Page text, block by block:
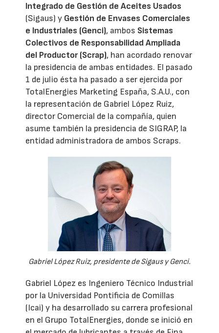
Integrado de Gestión de Aceites Usados
(Sigaus) y Gestión de Envases Comerciales
e Industriales (Genci), ambos Sistemas
Colectivos de Responsabilidad Ampliada
del Productor (Scrap), han acordado renovar
la presidencia de ambas entidades. El pasado
1 de julio ésta ha pasado a ser ejercida por
TotalEnergies Marketing España, S.A.U., con
la representación de Gabriel López Ruiz,
director Comercial de la compañía, quien
asume también la presidencia de SIGRAP, la
entidad administradora de ambos Scraps.
Gabriel López Ruiz, presidente de Sigaus y Genci.
Gabriel López es Ingeniero Técnico Industrial
por la Universidad Pontificia de Comillas
(Icai) y ha desarrollado su carrera profesional
en el Grupo TotalEnergies, donde se inició en